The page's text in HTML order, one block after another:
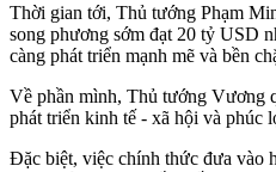
Thời gian tới, Thủ tướng Phạm
song phương sớm đạt 20 tỷ USD
càng phát triển mạnh mẽ và bền
Về phần mình, Thủ tướng Vương
phát triển kinh tế - xã hội và phúc
Đặc biệt, việc chính thức đưa vào